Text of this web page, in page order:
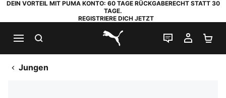
DEIN VORTEIL MIT PUMA KONTO: 60 TAGE RÜCKGABERECHT STATT 30
TAGE.
REGISTRIERE DICH JETZT
PUMA.com
LIVE-CHAT
MEIN
Jungen